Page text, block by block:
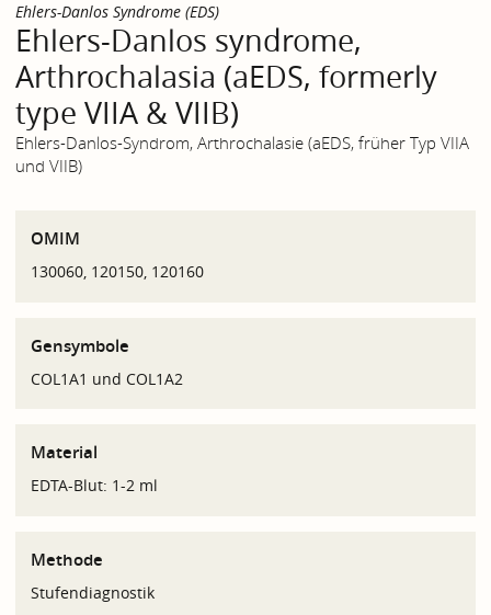
Ehlers-Danlos Syndrome (EDS)
Ehlers-Danlos syndrome,
Arthrochalasia (aEDS, formerly
type VIIA & VIIB)
Ehlers-Danlos-Syndrom, Arthrochalasie (aEDS, früher Typ VIIA
und VIIB)
OMIM
130060, 120150, 120160
Gensymbole
COL1A1 und COL1A2
Material
EDTA-Blut: 1-2 ml
Methode
Stufendiagnostik